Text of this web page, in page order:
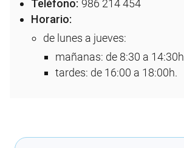
Teléfono: 986 214 454
Horario:
de lunes a jueves:
mañanas: de 8:30 a 14:30h
tardes: de 16:00 a 18:00h.